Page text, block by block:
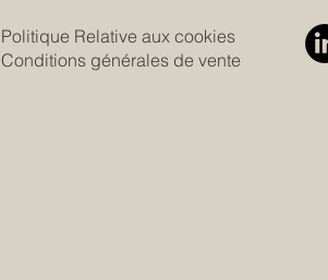
Politique Relative aux cookies
Conditions générales de vente